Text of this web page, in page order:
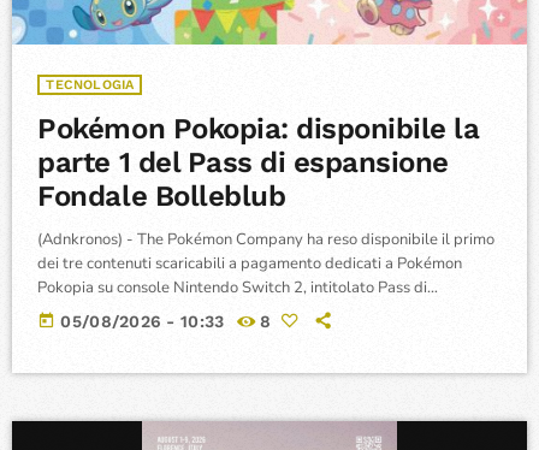
TECNOLOGIA
Pokémon Pokopia: disponibile la
parte 1 del Pass di espansione
Fondale Bolleblub
(Adnkronos) - The Pokémon Company ha reso disponibile il primo
dei tre contenuti scaricabili a pagamento dedicati a Pokémon
Pokopia su console Nintendo Switch 2, intitolato Pass di
espansione Parte 1: Fondale Bolleblub, contemporaneamente al
rilascio dell'aggiornamento gratuito alla versione 2.0.0 per tutti
sospese a varie altezze […]
today 05/08/2026 - 10:33 8